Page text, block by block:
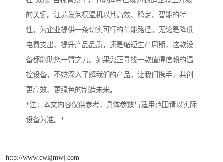
的关键。江苏发泡模温机以其高效、稳定、智能的特
性，为企业提供一条切实可行的节能路径。无论是降低
电费支出、提升产品品质，还是缩短生产周期，这款设
备都能助您一臂之力。如果您正寻找一款值得信赖的温
控设备，不妨深入了解我们的产品。让我们携手，共创
更高效、更绿色的制造未来。
*注：本文内容仅供参考，具体参数与适用范围请以实际
设备为准。*
http://www.cwkjmwj.com